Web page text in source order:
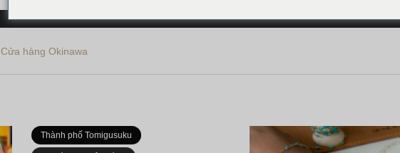
Cửa hàng Okinawa
Thành phố Tomigusuku